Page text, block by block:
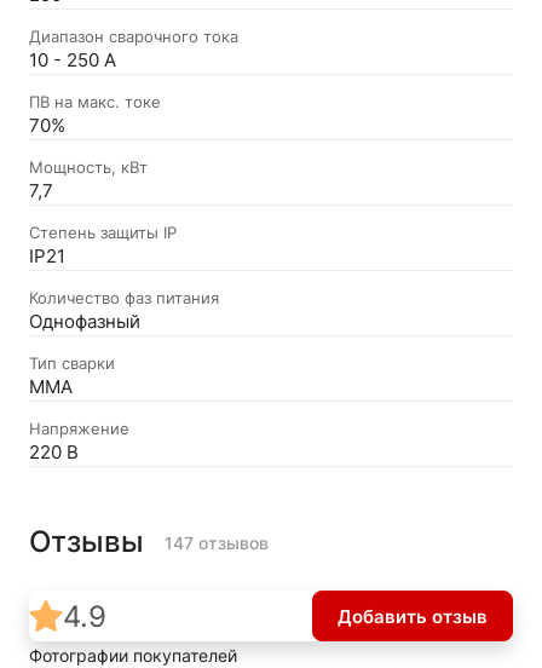
Диапазон сварочного тока
10 - 250 A
ПВ на макс. токе
70%
Мощность, кВт
7,7
Степень защиты IP
IP21
Количество фаз питания
Однофазный
Тип сварки
ММА
Напряжение
220 В
Отзывы 147 отзывов
Фотографии покупателей
4.9 Добавить отзыв